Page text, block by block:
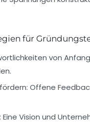
für
von
Offene
Eine Vision und